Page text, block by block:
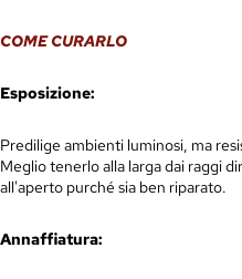
COME CURARLO
Esposizione:
Predilige ambienti luminosi, ma
Meglio tenerlo alla larga dai raggi
all'aperto purché sia ben riparato.
Annaffiatura: